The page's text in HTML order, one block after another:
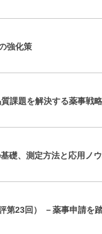
強化策
課題を解決する薬事戦
礎、測定方法と応用ノ
第23回） －薬事申請を